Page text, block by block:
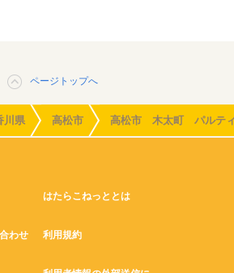
ページトップへ
川県 高松市 高松市 木太町 パルテ
はたらこねっととは
わせ 利用規約